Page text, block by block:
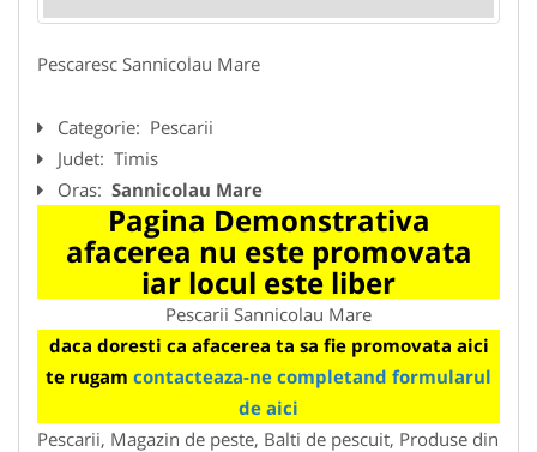
Pescaresc Sannicolau Mare
Categorie: Pescarii
Judet: Timis
Oras: Sannicolau Mare
Pagina Demonstrativa
afacerea nu este promovata
iar locul este liber
Pescarii Sannicolau Mare
daca doresti ca afacerea ta sa fie promovata aici
te rugam contacteaza-ne completand formularul
de aici
Pescarii, Magazin de peste, Balti de pescuit, Produse din